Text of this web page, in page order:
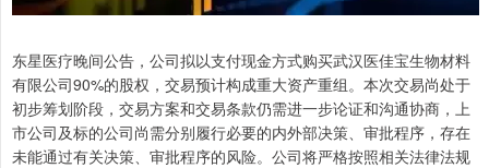
东星医疗晚间公告，公司拟以支付现金方式购买武汉医佳宝生物材料
有限公司90%的股权，交易预计构成重大资产重组。本次交易尚处于
初步筹划阶段，交易方案和交易条款仍需进一步论证和沟通协商，上
市公司及标的公司尚需分别履行必要的内外部决策、审批程序，存在
未能通过有关决策、审批程序的风险。公司将严格按照相关法律法规